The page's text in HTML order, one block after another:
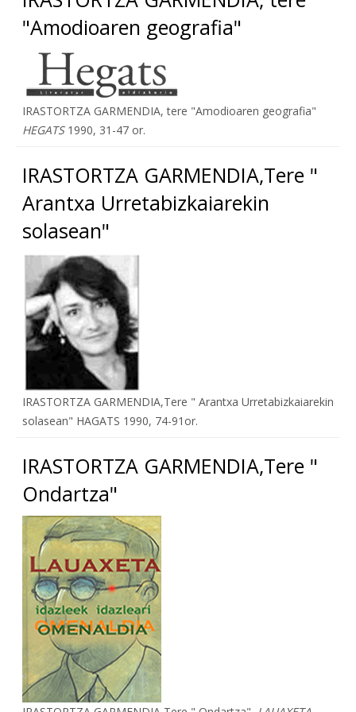
"Amodioaren geografia"
IRASTORTZA GARMENDIA, tere "Amodioaren geografia"
HEGATS 1990, 31-47 or.
IRASTORTZA GARMENDIA,Tere "
Arantxa Urretabizkaiarekin
solasean"
IRASTORTZA GARMENDIA,Tere " Arantxa Urretabizkaiarekin
solasean" HAGATS 1990, 74-91or.
IRASTORTZA GARMENDIA,Tere "
Ondartza"